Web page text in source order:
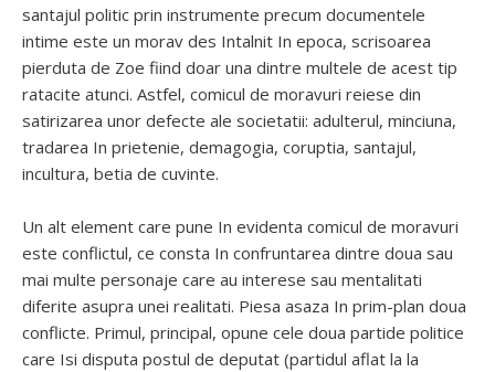
santajul politic prin instrumente precum documentele
intime este un morav des Intalnit In epoca, scrisoarea
pierduta de Zoe fiind doar una dintre multele de acest tip
ratacite atunci. Astfel, comicul de moravuri reiese din
satirizarea unor defecte ale societatii: adulterul, minciuna,
tradarea In prietenie, demagogia, coruptia, santajul,
incultura, betia de cuvinte.
Un alt element care pune In evidenta comicul de moravuri
este conflictul, ce consta In confruntarea dintre doua sau
mai multe personaje care au interese sau mentalitati
diferite asupra unei realitati. Piesa asaza In prim-plan doua
conflicte. Primul, principal, opune cele doua partide politice
care Isi disputa postul de deputat (partidul aflat la la